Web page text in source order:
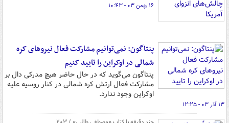
۱۶ بهمن ۰۳ - ۱۰:۴۳
پنتاگون: نمی‌توانیم مشارکت فعال نیروهای کره
شمالی در اوکراین را تایید کنیم
پنتاگون می‌گوید که در حال حاضر هیچ مدرکی دال بر
مشارکت فعال ارتش کره شمالی در کنار روسیه علیه
اوکراین وجود ندارد.
۱۳ آذر ۰۳ - ۱۲:۲۵